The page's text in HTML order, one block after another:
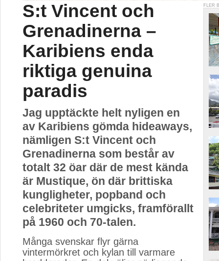
FLER
S:t Vincent och
Grenadinerna –
Karibiens enda
riktiga genuina
paradis
Jag upptäckte helt nyligen en
av Karibiens gömda hideaways,
nämligen S:t Vincent och
Grenadinerna som består av
totalt 32 öar där de mest kända
är Mustique, ön där brittiska
kungligheter, popband och
celebriteter umgicks, framförallt
på 1960 och 70-talen.
Många svenskar flyr gärna
vintermörkret och kylan till varmare